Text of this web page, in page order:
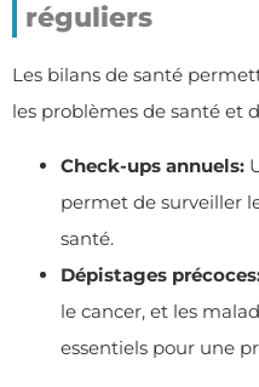
réguliers
Les bilans de santé
les problèmes de santé et
Check-ups annuels:
permet de surveiller
santé.
Dépistages
le cancer, et les
essentiels pour une